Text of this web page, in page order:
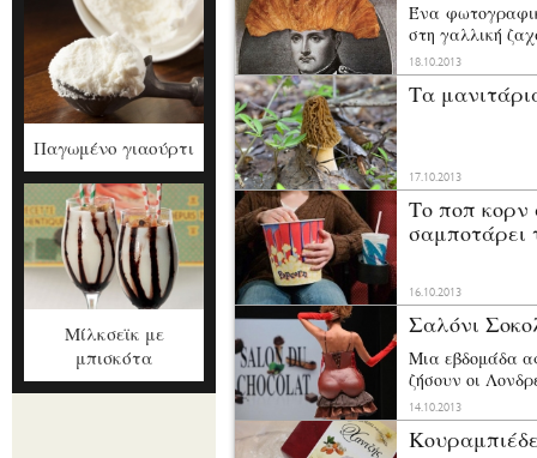
Παγωμένο γιαούρτι
Μίλκσεϊκ με
μπισκότα
Ένα
στη γαλλική
αμερικανίδα
18.10.2013
Τα
17.10.2013
Το ποπ κορν
σαμποτάρει
16.10.2013
Σαλόνι
Μια εβδομάδα
ζήσουν οι
Σαλόνι
14.10.2013